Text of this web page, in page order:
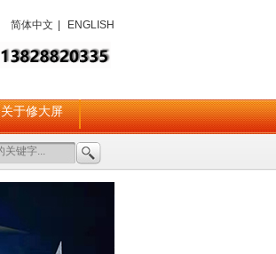
简体中文 ENGLISH
关于修大屏